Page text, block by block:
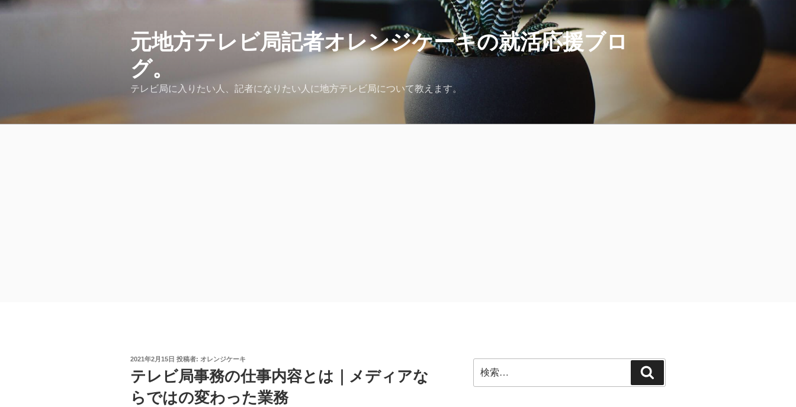
コ
元地方テレビ局記者オレンジケーキの就活応援ブロ
グ。
テレビ局に入りたい人、記者になりたい人に地方テレビ局について教えます。
投
日:
2021年2月15日 投稿者: オレンジケーキ
テレビ局事務の仕事内容とは｜メディアな
らではの変わった業務
索:
索